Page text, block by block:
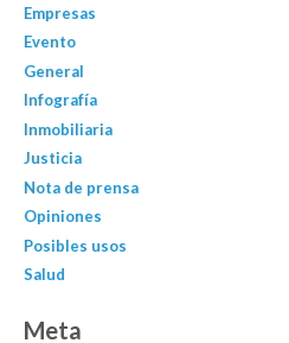
Empresas
Evento
General
Infografía
Inmobiliaria
Justicia
Nota de prensa
Opiniones
Posibles usos
Salud
Meta